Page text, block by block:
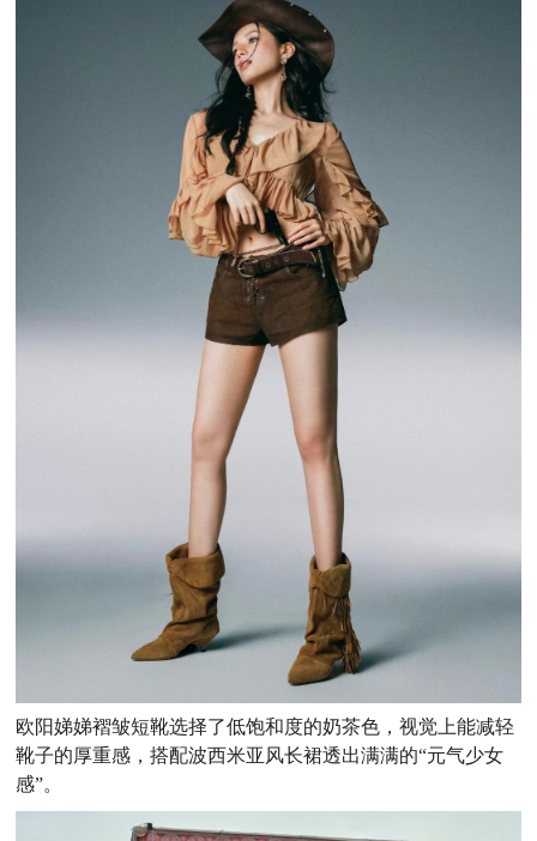
欧阳娣娣褶皱短靴选择了低饱和度的奶茶色，视觉上能减轻
靴子的厚重感，搭配波西米亚风长裙透出满满的“元气少女
感”。